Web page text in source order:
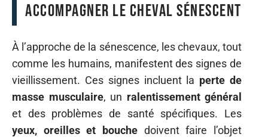
accompagner le cheval sénescent
À l’approche de la sénescence, les chevaux, tout
comme les humains, manifestent des signes de
vieillissement. Ces signes incluent la perte de
masse musculaire, un ralentissement général
et des problèmes de santé spécifiques. Les
yeux, oreilles et bouche doivent faire l’objet